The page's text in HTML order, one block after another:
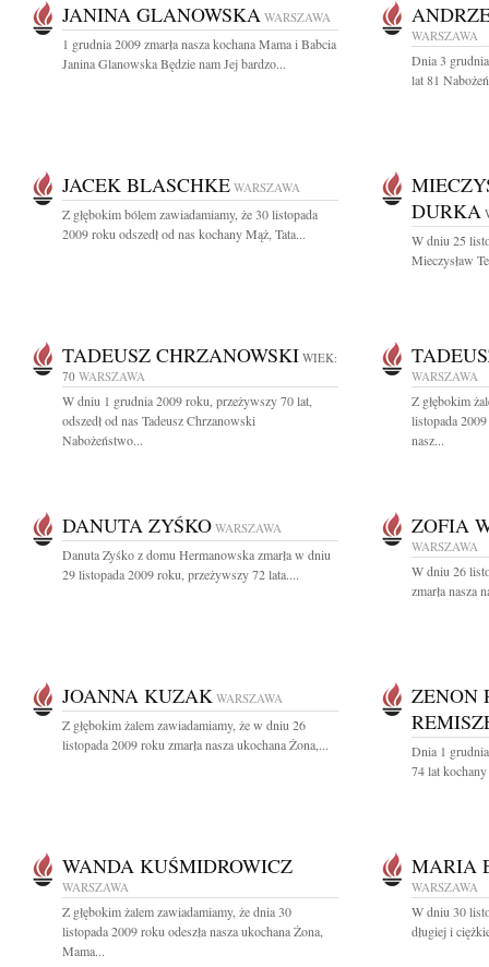
JANINA GLANOWSKA WARSZAWA
1 grudnia 2009 zmarła nasza kochana Mama i Babcia
Janina Glanowska Będzie nam Jej bardzo...
WARSZAWA
Dnia 3
lat 81
JACEK BLASCHKE WARSZAWA
Z głębokim bólem zawiadamiamy, że 30 listopada
2009 roku odszedł od nas kochany Mąż, Tata...
DURKA
W dniu 25
Mieczysław
TADEUSZ CHRZANOWSKI WIEK:
70 WARSZAWA
W dniu 1 grudnia 2009 roku, przeżywszy 70 lat,
odszedł od nas Tadeusz Chrzanowski
Nabożeństwo...
WARSZAWA
Z głębokim
listopada
nasz...
DANUTA ZYŚKO WARSZAWA
Danuta Zyśko z domu Hermanowska zmarła w dniu
29 listopada 2009 roku, przeżywszy 72 lata....
ZOFIA
WARSZAWA
W dniu 26
zmarła nasza
JOANNA KUZAK WARSZAWA
Z głębokim żalem zawiadamiamy, że w dniu 26
listopada 2009 roku zmarła nasza ukochana Żona,...
ZENON
Dnia 1
74 lat
WANDA KUŚMIDROWICZ
WARSZAWA
Z głębokim żalem zawiadamiamy, że dnia 30
listopada 2009 roku odeszła nasza ukochana Żona,
Mama...
MARIA
WARSZAWA
W dniu 30
długiej i